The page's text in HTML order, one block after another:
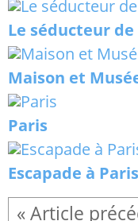
Le séducteur
Maison et
Paris
Escapade à